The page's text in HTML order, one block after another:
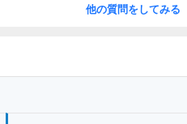
他の質問をしてみる